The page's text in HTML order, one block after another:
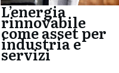
L’energia
rinnovabile
come asset per
industria e
servizi